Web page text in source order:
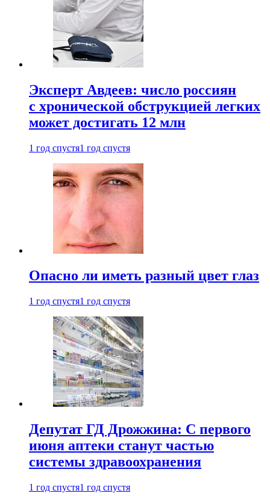
Эксперт Авдеев: число россиян
с хронической обструкцией легких
может достигать 12 млн
1 год спустя1 год спустя
Опасно ли иметь разный цвет глаз
1 год спустя1 год спустя
Депутат ГД Дрожжина: С первого
июня аптеки станут частью
системы здравоохранения
1 год спустя1 год спустя